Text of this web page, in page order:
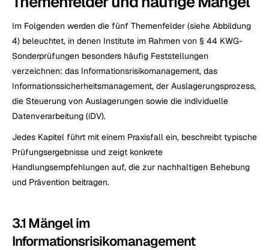
Im Folgenden werden die fünf Themenfelder (siehe Abbildung
4) beleuchtet, in denen Institute im Rahmen von § 44 KWG-
Sonderprüfungen besonders häufig Feststellungen
verzeichnen: das Informationsrisikomanagement, das
Informationssicherheitsmanagement, der Auslagerungsprozess,
die Steuerung von Auslagerungen sowie die individuelle
Datenverarbeitung (iDV).
Jedes Kapitel führt mit einem Praxisfall ein, beschreibt typische
Prüfungsergebnisse und zeigt konkrete
Handlungsempfehlungen auf, die zur nachhaltigen Behebung
und Prävention beitragen.
3.1 Mängel im
Informationsrisikomanagement